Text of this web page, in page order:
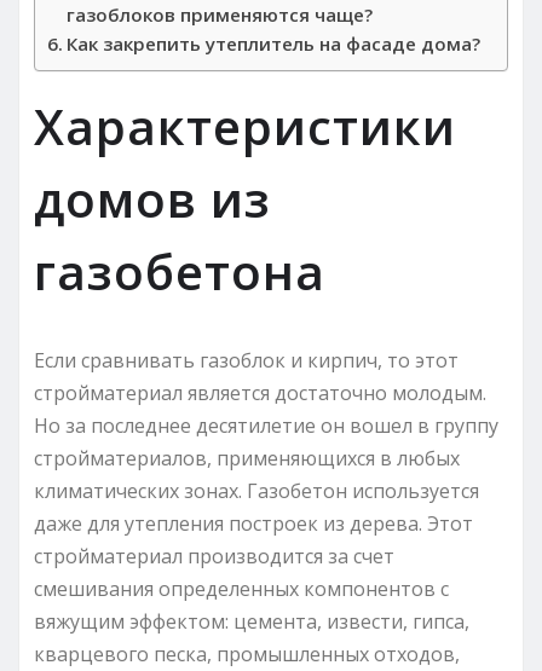
газоблоков применяются чаще?
Как закрепить утеплитель на фасаде дома?
Характеристики
домов из
газобетона
Если сравнивать газоблок и кирпич, то этот
стройматериал является достаточно молодым.
Но за последнее десятилетие он вошел в группу
стройматериалов, применяющихся в любых
климатических зонах. Газобетон используется
даже для утепления построек из дерева. Этот
стройматериал производится за счет
смешивания определенных компонентов с
вяжущим эффектом: цемента, извести, гипса,
кварцевого песка, промышленных отходов,